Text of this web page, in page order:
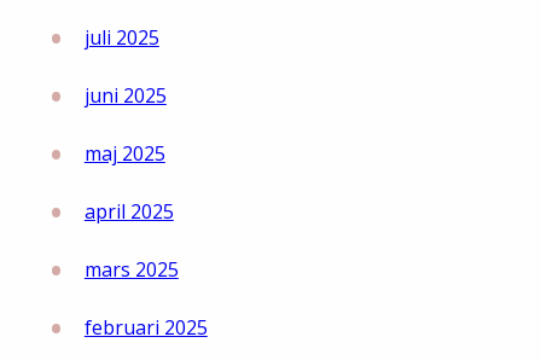
juli 2025
juni 2025
maj 2025
april 2025
mars 2025
februari 2025